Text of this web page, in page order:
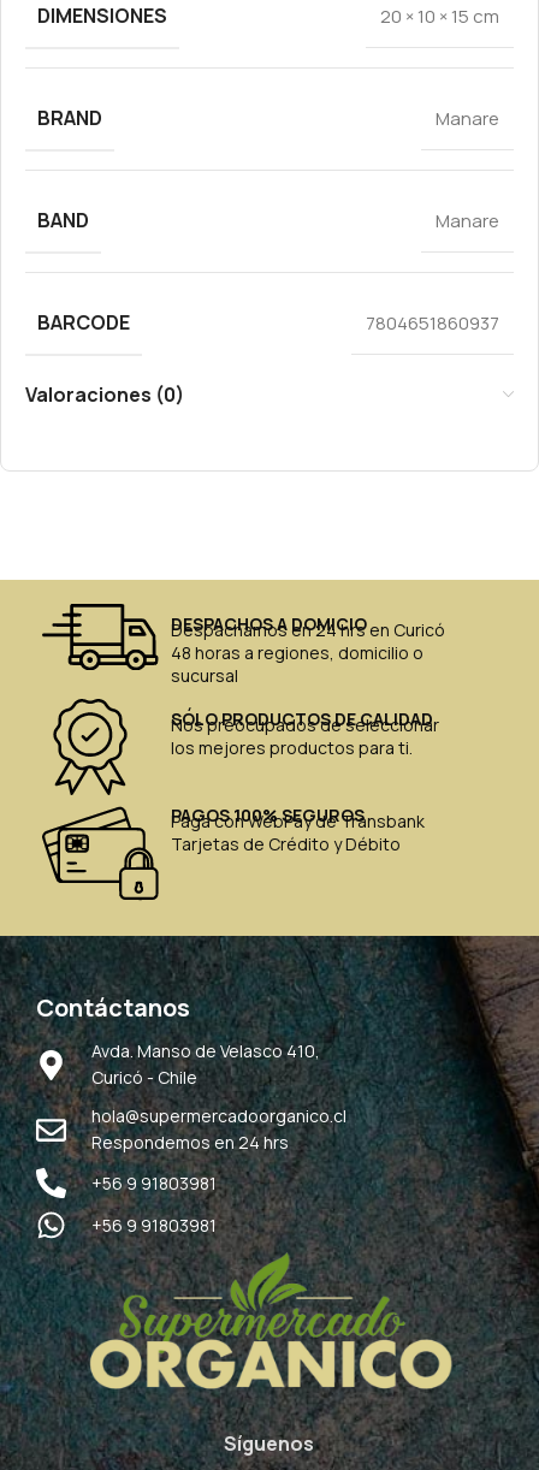
DIMENSIONES 20 × 10 × 15 cm
BRAND Manare
BAND Manare
BARCODE 7804651860937
Valoraciones (0)
DESPACHOS A DOMICIO
Despachamos en 24 hrs en Curicó
48 horas a regiones, domicilio o
sucursal
SÓLO PRODUCTOS DE CALIDAD
Nos preocupados de seleccionar
los mejores productos para ti.
PAGOS 100% SEGUROS
Paga con WebPay de Transbank
Tarjetas de Crédito y Débito
Contáctanos
Avda. Manso de Velasco 410,
Curicó - Chile
hola@supermercadoorganico.cl
Respondemos en 24 hrs
+56 9 91803981
+56 9 91803981
Síguenos